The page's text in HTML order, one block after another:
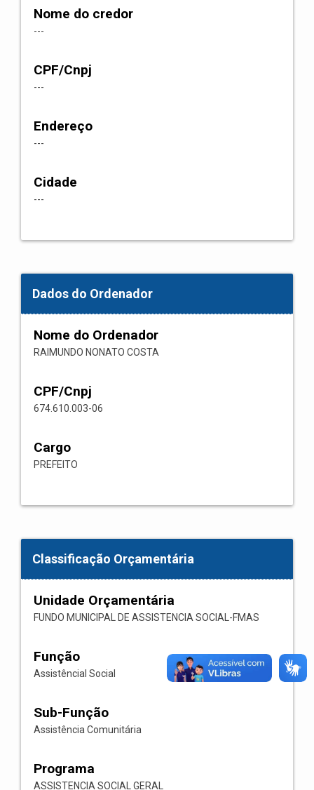
Nome do credor
---
CPF/Cnpj
---
Endereço
---
Cidade
---
Dados do Ordenador
Nome do Ordenador
RAIMUNDO NONATO COSTA
CPF/Cnpj
674.610.003-06
Cargo
PREFEITO
Classificação Orçamentária
Unidade Orçamentária
FUNDO MUNICIPAL DE ASSISTENCIA SOCIAL-FMAS
Função
Assistêncial Social
Sub-Função
Assistência Comunitária
Programa
ASSISTENCIA SOCIAL GERAL